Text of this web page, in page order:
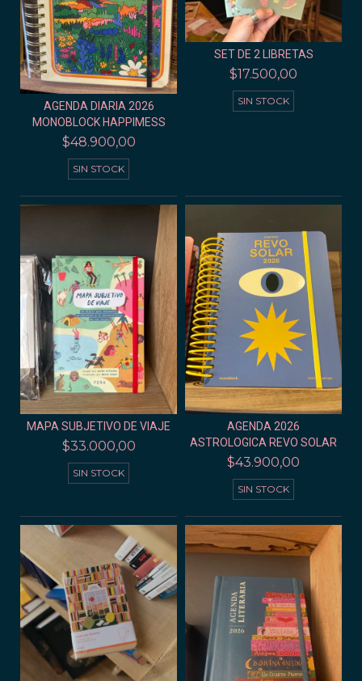
AGENDA DIARIA 2026
MONOBLOCK HAPPIMESS
$48.900,00
SIN STOCK
SET DE 2 LIBRETAS
$17.500,00
SIN STOCK
MAPA SUBJETIVO DE VIAJE
$33.000,00
SIN STOCK
AGENDA 2026
ASTROLOGICA REVO SOLAR
$43.900,00
SIN STOCK